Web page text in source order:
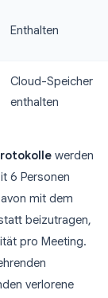
Enthalten
Cloud-Speicher
enthalten
werden
6 Personen
mit dem
beizutragen,
pro Meeting.
verlorene